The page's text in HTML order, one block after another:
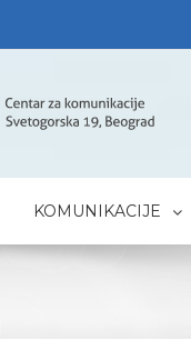
KOMUNIKACIJE